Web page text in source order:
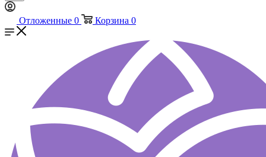
Отложенные 0 Корзина 0